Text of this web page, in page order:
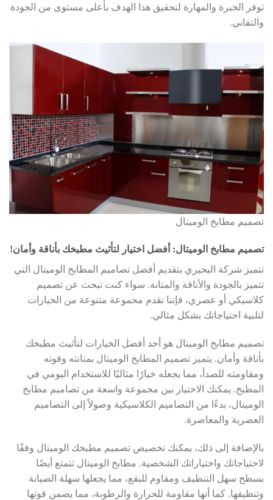
توفر الخبرة والمهارة لتحقيق هذا الهدف بأعلى مستوى من الجودة
والتفاني.
تصميم مطابخ الوميتال
تصميم مطابخ الوميتال: أفضل اختيار لتأثيث مطبخك بأناقة وأمان!
تتميز شركة البحيري بتقديم أفضل تصاميم المطابخ الوميتال التي
تتميز بالجودة والأناقة والمتانة. سواء كنت تبحث عن تصميم
كلاسيكي أو عصري، فإننا نقدم مجموعة متنوعة من الخيارات
لتلبية احتياجاتك بشكل مثالي.
تصميم مطابخ الوميتال هو أحد أفضل الخيارات لتأثيث مطبخك
بأناقة وأمان. يتميز تصميم المطابخ الوميتال بمتانته وقوته
ومقاومته للصدأ، مما يجعله خيارًا مثاليًا للاستخدام اليومي في
المطبخ. يمكنك الاختيار بين مجموعة واسعة من تصاميم مطابخ
الوميتال، بدءًا من التصاميم الكلاسيكية وصولاً إلى التصاميم
العصرية والمعاصرة.
بالإضافة إلى ذلك، يمكنك تخصيص تصميم مطبخك الوميتال وفقًا
لاحتياجاتك واختياراتك الشخصية. مطابخ الوميتال تتمتع أيضًا
بسطح سهل التنظيف ومقاوم للبقع، مما يجعلها سهلة الصيانة
وتنظيفها. كما أنها مقاومة للحرارة والرطوبة، مما يضمن قوتها